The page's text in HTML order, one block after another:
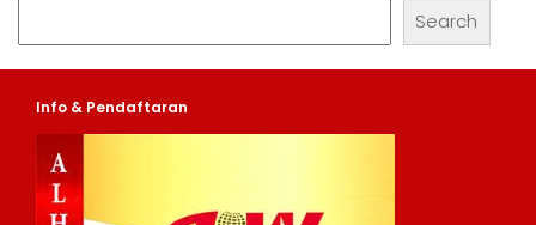
Search
Info & Pendaftaran